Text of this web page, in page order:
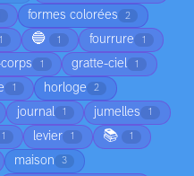
formes colorées 2
1 🔵 1 fourrure 1
1 gratte-ciel 1
1 horloge 2
journal 1 jumelles 1
1 levier 1 📚 1
maison 3